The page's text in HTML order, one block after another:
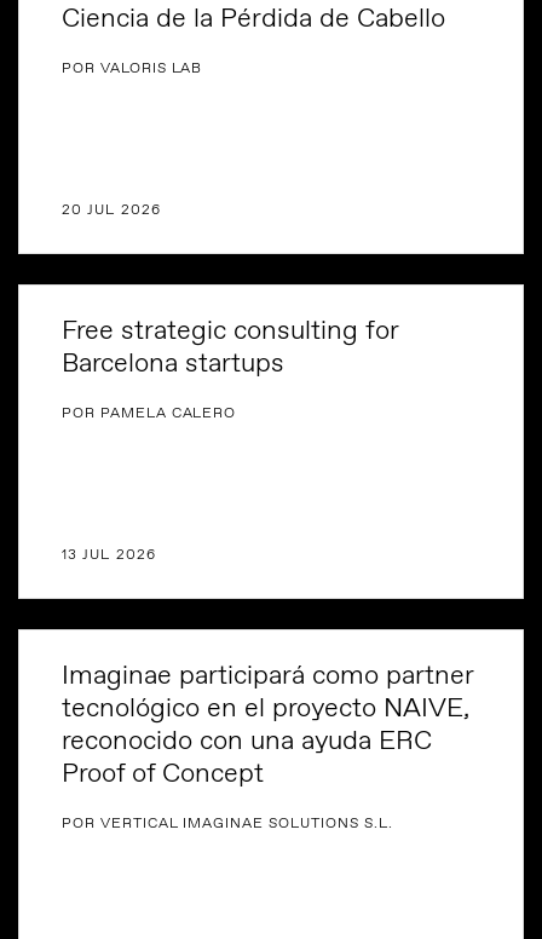
Ciencia de la Pérdida de Cabello
POR VALORIS LAB
20 JUL 2026
Free strategic consulting for
Barcelona startups
POR PAMELA CALERO
13 JUL 2026
Imaginae participará como partner
tecnológico en el proyecto NAIVE,
reconocido con una ayuda ERC
Proof of Concept
POR VERTICAL IMAGINAE SOLUTIONS S.L.